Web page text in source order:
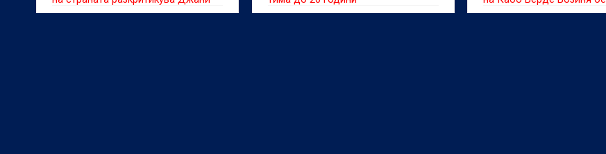
Инфантино
посрещнат с грандиозно